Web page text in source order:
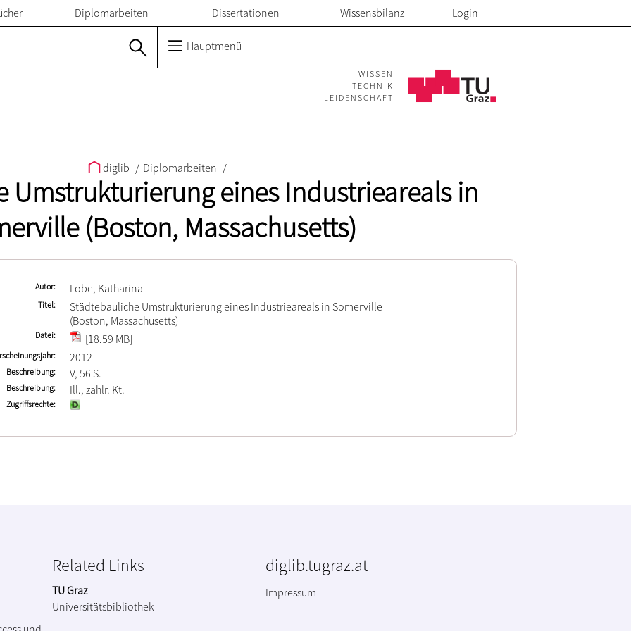
Diplomarbeiten Dissertationen Wissensbilanz Login
Hauptmenü
WISSEN
TECHNIK
LEIDENSCHAFT
diglib / Diplomarbeiten /
Umstrukturierung eines Industrieareals in
(Boston, Massachusetts)
Autor Lobe, Katharina
Titel
Städtebauliche Umstrukturierung eines Industrieareals in Somerville
(Boston, Massachusetts)
Datei [18.59 MB]
2012
Beschreibung V, 56 S.
Beschreibung Ill., zahlr. Kt.
Zugriffsrechte
Related Links
TU Graz
Universitätsbibliothek
diglib.tugraz.at
Impressum